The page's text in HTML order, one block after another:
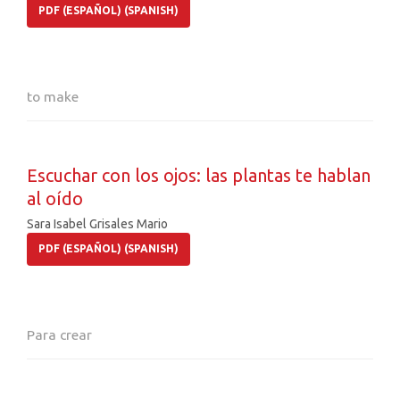
PDF (ESPAÑOL) (SPANISH)
to make
Escuchar con los ojos: las plantas te hablan
al oído
Sara Isabel Grisales Mario
PDF (ESPAÑOL) (SPANISH)
Para crear